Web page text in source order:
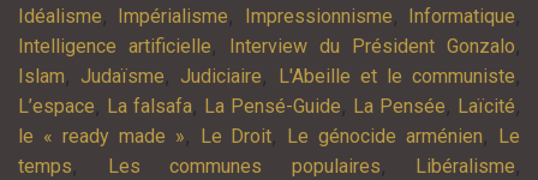
Idéalisme, Impérialisme, Impressionnisme, Informatique,
Intelligence artificielle, Interview du Président Gonzalo,
Islam, Judaïsme, Judiciaire, L'Abeille et le communiste,
L’espace, La falsafa, La Pensé-Guide, La Pensée, Laïcité,
le « ready made », Le Droit, Le génocide arménien,
Le
temps, Les communes populaires, Libéralisme,